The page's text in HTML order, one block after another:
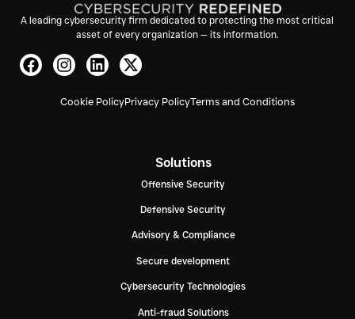
A leading cybersecurity firm dedicated to protecting the most critical
asset of every organization — its information.
Cookie PolicyPrivacy PolicyTerms and Conditions
Solutions
Offensive Security
Defensive Security
Advisory & Compliance
Secure development
Cybersecurity Technologies
Anti-fraud Solutions